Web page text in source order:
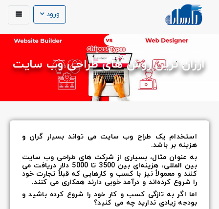
ورود
ارزان ترین روش های طراحی وب سایت
استخدام یک طراح وب سایت می تواند بسیار گران و
هزینه بر باشد.
به عنوان مثال، بسیاری از شرکت های طراحی وب سایت
بین المللی، هزینه‌ای بین 3500 تا 5000 دلار دریافت می
کنند و معمولاً نیز با کسب و کارهایی که قبلاً تجارت خود
را شروع کرده‌اند و درآمد خوبی دارند همکاری می کنند.
اما اگر به تازگی کسب و کار خود را شروع کرده باشید و
بودجه زیادی ندارید چه می کنید؟